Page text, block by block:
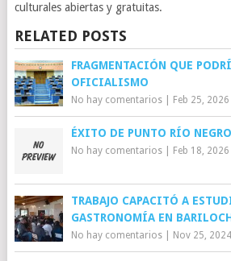
culturales abiertas y gratuitas.
RELATED POSTS
FRAGMENTACIÓN QUE
OFICIALISMO
No hay comentarios| Feb 25, 2026
ÉXITO DE PUNTO RÍO
No hay comentarios| Feb 18, 2026
TRABAJO CAPACITÓ A
GASTRONOMÍA EN
No hay comentarios| Nov 25, 2024